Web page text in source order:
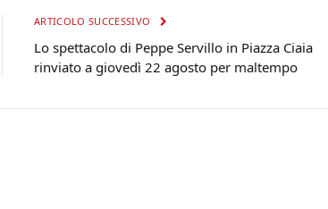
ARTICOLO SUCCESSIVO
Lo spettacolo di Peppe Servillo in Piazza Ciaia
rinviato a giovedì 22 agosto per maltempo